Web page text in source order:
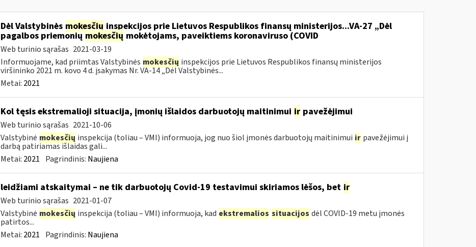
Dėl Valstybinės mokesčiųinspekcijos prie Lietuvos Respublikos finansų ministerijos...VA-27 „Dėl
pagalbos priemoniųmokesčių mokėtojams, paveiktiems koronaviruso (COVID
Web turinio sąrašas 2021-03-19
Informuojame, kad priimtas Valstybinės mokesčių inspekcijos prie Lietuvos Respublikos finansų ministerijos
viršininko 2021 m. kovo 4 d. įsakymas Nr. VA-14 „Dėl Valstybinės...
Metai: 2021
Kol tęsis ekstremalioji situacija, įmonių išlaidos darbuotojų maitinimui irpavežėjimui
Web turinio sąrašas 2021-10-06
Valstybinė mokesčių inspekcija (toliau – VMI) informuoja, jog nuo šiol įmonės darbuotojų maitinimui ir pavežėjimui į
darbą patiriamas išlaidas gali...
Metai: 2021 Pagrindinis: Naujiena
leidžiami atskaitymai – ne tik darbuotojų Covid-19 testavimui skiriamos lėšos, bet ir
Web turinio sąrašas 2021-01-07
Valstybinė mokesčių inspekcija (toliau – VMI) informuoja, kad ekstremalios situacijos dėl COVID-19 metu įmonės
patirtos...
Metai: 2021 Pagrindinis: Naujiena